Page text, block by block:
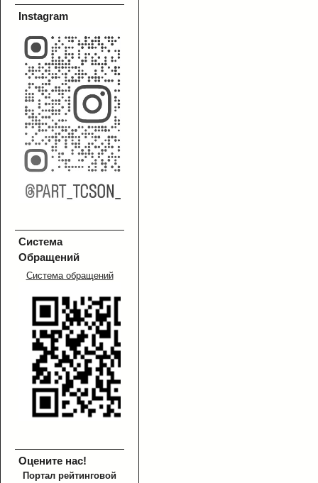
Instagram
Система
Обращений
Система обращений
Оцените нас!
Портал рейтинговой